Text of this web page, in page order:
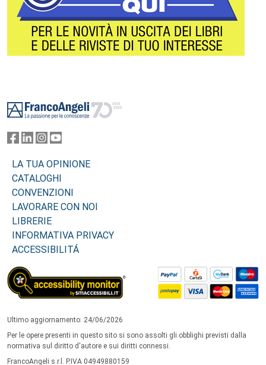
LA TUA OPINIONE
CATALOGHI
CONVENZIONI
LAVORARE CON NOI
LIBRERIE
INFORMATIVA PRIVACY
ACCESSIBILITÁ
Ultimo aggiornamento: 24/06/2026
Per le opere presenti in questo sito si sono assolti gli obblighi previsti dalla
normativa sul diritto d'autore e sui diritti connessi.
FrancoAngeli s.r.l. P.IVA 04949880159